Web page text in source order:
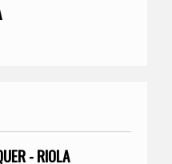
- RIOLA